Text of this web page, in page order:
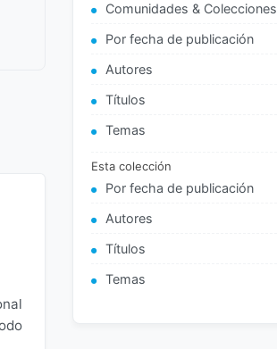
Comunidades & Colecciones
Por fecha de publicación
Autores
Títulos
Temas
Esta colección
Por fecha de publicación
Autores
Títulos
Temas